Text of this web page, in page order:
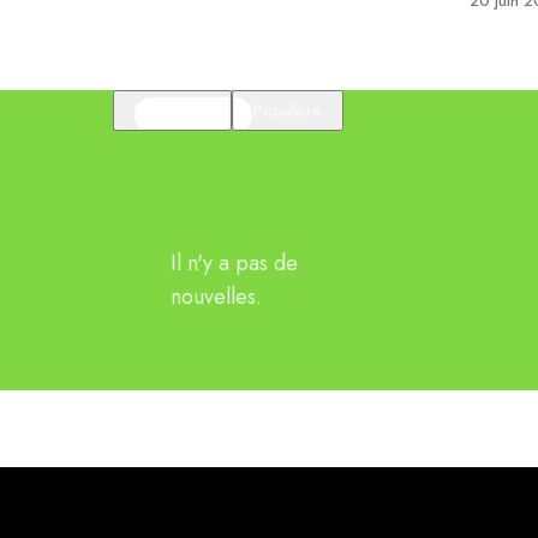
Il n'y a pas de
nouvelles.